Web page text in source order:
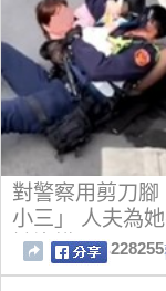
對警察用剪刀
小三」 人夫為
她沒轍
228255